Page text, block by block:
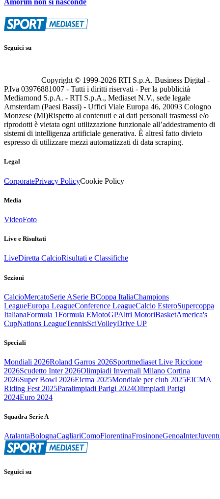
Seguici su
Copyright © 1999-2026 RTI S.p.A. Business Digital -
P.Iva 03976881007 - Tutti i diritti riservati - Per la pubblicità
Mediamond S.p.A. - RTI S.p.A., Mediaset N.V., sede legale
Amsterdam (Paesi Bassi) - Uffici Viale Europa 46, 20093 Cologno
Monzese (MI)Rispetto ai contenuti e ai dati personali trasmessi e/o
riprodotti è vietata ogni utilizzazione funzionale all’addestramento di
sistemi di intelligenza artificiale generativa. È altresì fatto divieto
espresso di utilizzare mezzi automatizzati di data scraping.
Legal
CorporatePrivacy PolicyCookie Policy
Media
VideoFoto
Live e Risultati
LiveDiretta CalcioRisultati e Classifiche
Sezioni
CalcioMercatoSerie ASerie BCoppa ItaliaChampions
LeagueEuropa LeagueConference LeagueCalcio EsteroSupercoppa
ItalianaFormula 1Formula EMotoGPAltri MotoriBasketAmerica's
CupNations LeagueTennisSciVolleyDrive UP
Speciali
Mondiali 2026Roland Garros 2026Sportmediaset Live Riccione
2026Scudetto Inter 2026Olimpiadi Invernali Milano Cortina
2026Super Bowl 2026Eicma 2025Mondiale per club 2025EICMA
Riding Fest 2025Paralimpiadi Parigi 2024Olimpiadi Parigi
2024Euro 2024
Squadra Serie A
AtalantaBolognaCagliariComoFiorentinaFrosinoneGenoaInter
Seguici su